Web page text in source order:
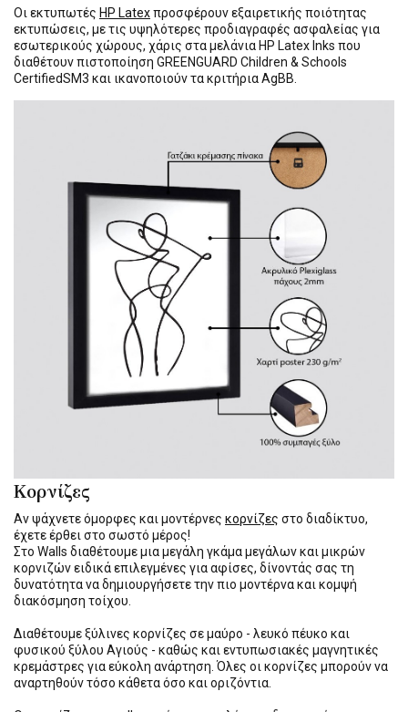
Οι εκτυπωτές HP Latexπροσφέρουν εξαιρετικής ποιότητας
εκτυπώσεις, με τις υψηλότερες προδιαγραφές ασφαλείας για
εσωτερικούς χώρους, χάρις στα μελάνια HP Latex Inks που
διαθέτουν πιστοποίηση GREENGUARD Children & Schools
CertifiedSM3 και ικανοποιούν τα κριτήρια AgBB.
Κορνίζες
Αν ψάχνετε όμορφες και μοντέρνες κορνίζες στο διαδίκτυο,
έχετε έρθει στο σωστό μέρος!
Στο Walls διαθέτουμε μια μεγάλη γκάμα μεγάλων και μικρών
κορνιζών ειδικά επιλεγμένες για αφίσες, δίνοντάς σας τη
δυνατότητα να δημιουργήσετε την πιο μοντέρνα και κομψή
διακόσμηση τοίχου.
Διαθέτουμε ξύλινες κορνίζες σε μαύρο - λευκό πέυκο και
φυσικού ξύλου Αγιούς - καθώς και εντυπωσιακές μαγνητικές
κρεμάστρες για εύκολη ανάρτηση. Όλες οι κορνίζες μπορούν να
αναρτηθούν τόσο κάθετα όσο και οριζόντια.